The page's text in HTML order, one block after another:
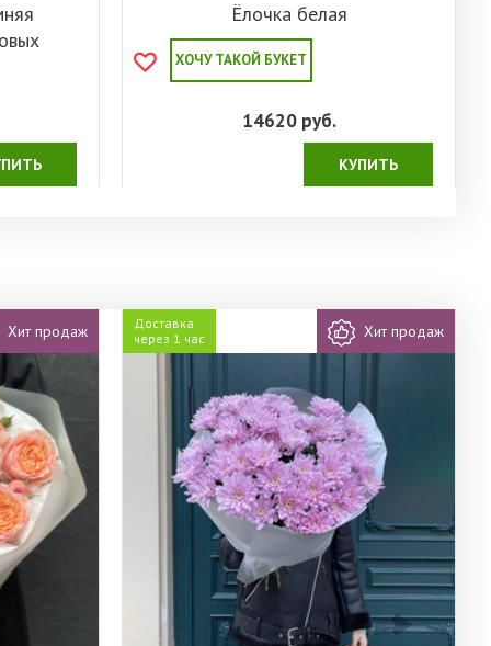
Ёлочка белая
14620руб.
ХОЧУ ТАКОЙ БУКЕТ
КУПИТЬ
Хит продаж
Доставка
через 1 час
Хит продаж